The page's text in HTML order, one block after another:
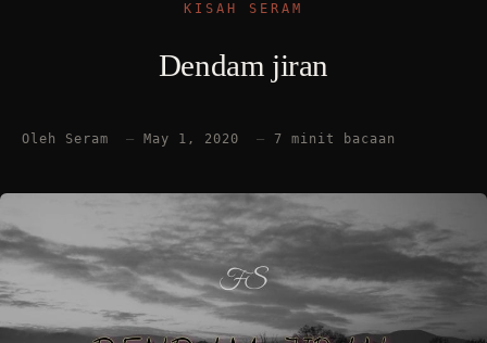
KISAH SERAM
Dendam jiran
Oleh Seram — May 1, 2020 — 7 minit bacaan